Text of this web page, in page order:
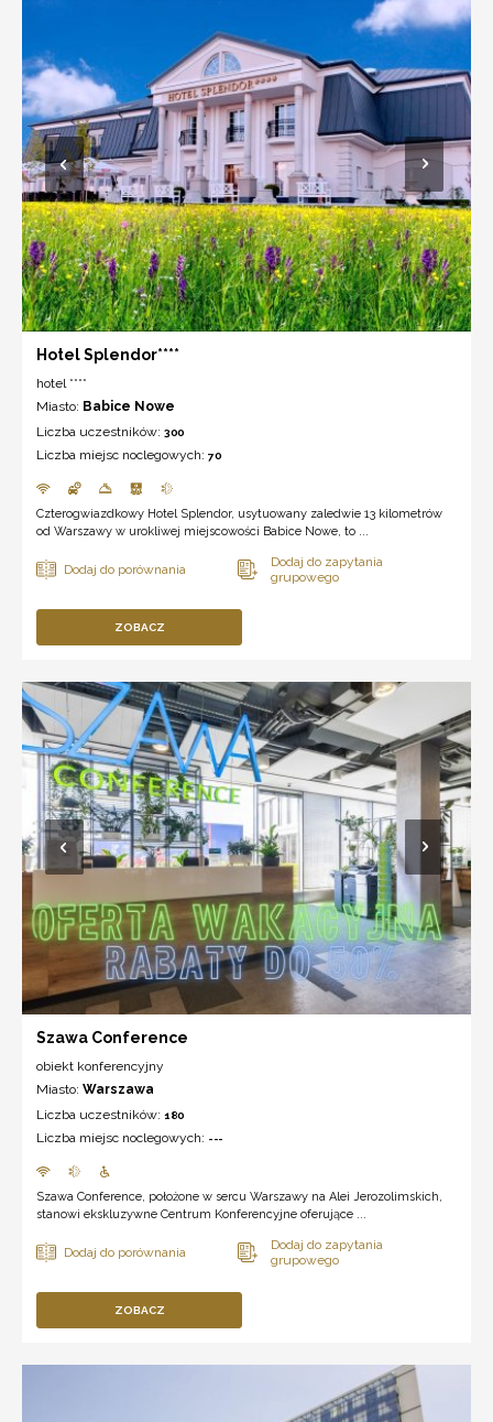
Hotel Splendor****
hotel ****
Miasto: Babice Nowe
Liczba uczestników: 300
Liczba miejsc noclegowych: 70
Czterogwiazdkowy Hotel Splendor, usytuowany zaledwie 13 kilometrów
od Warszawy w urokliwej miejscowości Babice Nowe, to ...
ZOBACZ
Szawa Conference
obiekt konferencyjny
Miasto: Warszawa
Liczba uczestników: 180
Liczba miejsc noclegowych: ---
Szawa Conference, położone w sercu Warszawy na Alei Jerozolimskich,
stanowi ekskluzywne Centrum Konferencyjne oferujące ...
ZOBACZ